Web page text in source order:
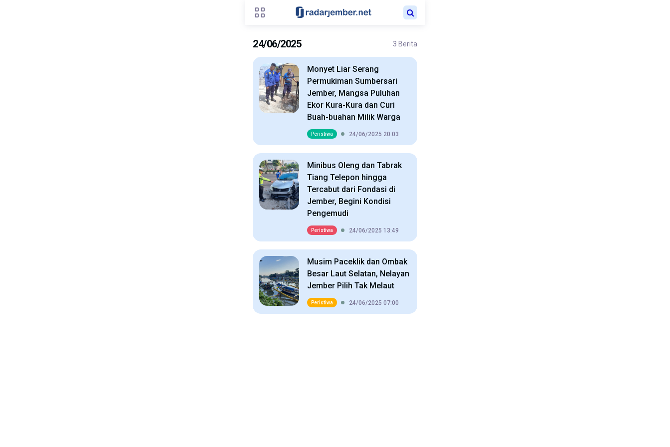
24/06/2025 3 Berita
Monyet Liar Serang
Permukiman Sumbersari
Jember, Mangsa Puluhan
Ekor Kura-Kura dan Curi
Buah-buahan Milik Warga
Peristiwa 24/06/2025 20:03
Minibus Oleng dan Tabrak
Tiang Telepon hingga
Tercabut dari Fondasi di
Jember, Begini Kondisi
Pengemudi
Peristiwa 24/06/2025 13:49
Musim Paceklik dan Ombak
Besar Laut Selatan, Nelayan
Jember Pilih Tak Melaut
Peristiwa 24/06/2025 07:00